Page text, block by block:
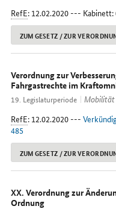
RefE: 12.02.2020 ---
ZUM GESETZ / ZUR
Verordnung zur
Fahrgastrechte im
19. Legislaturperiode
Mobilität
RefE: 12.02.2020 ---
485
ZUM GESETZ / ZUR
XX. Verordnung zur
Ordnung